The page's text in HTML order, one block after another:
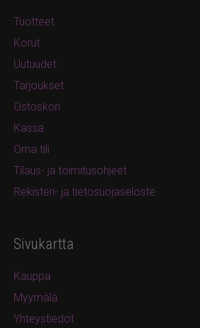
Tuotteet
Korut
Uutuudet
Tarjoukset
Ostoskori
Kassa
Oma tili
Tilaus- ja toimitusohjeet
Rekisteri- ja tietosuojaseloste
Sivukartta
Kauppa
Myymälä
Yhteystiedot